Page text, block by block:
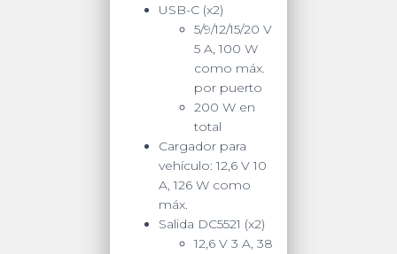
USB-C (x2)
5/9/12/15/20 V
5 A, 100 W
como máx.
por puerto
200 W en
total
Cargador para
vehículo: 12,6 V 10
A, 126 W como
máx.
Salida DC5521 (x2)
12,6 V 3 A, 38